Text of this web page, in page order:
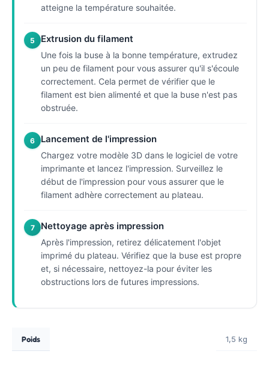
atteigne la température souhaitée.
5 Extrusion du filament
Une fois la buse à la bonne température, extrudez
un peu de filament pour vous assurer qu'il s'écoule
correctement. Cela permet de vérifier que le
filament est bien alimenté et que la buse n'est pas
obstruée.
6 Lancement de l'impression
Chargez votre modèle 3D dans le logiciel de votre
imprimante et lancez l'impression. Surveillez le
début de l'impression pour vous assurer que le
filament adhère correctement au plateau.
7 Nettoyage après impression
Après l'impression, retirez délicatement l'objet
imprimé du plateau. Vérifiez que la buse est propre
et, si nécessaire, nettoyez-la pour éviter les
obstructions lors de futures impressions.
Poids 1,5 kg